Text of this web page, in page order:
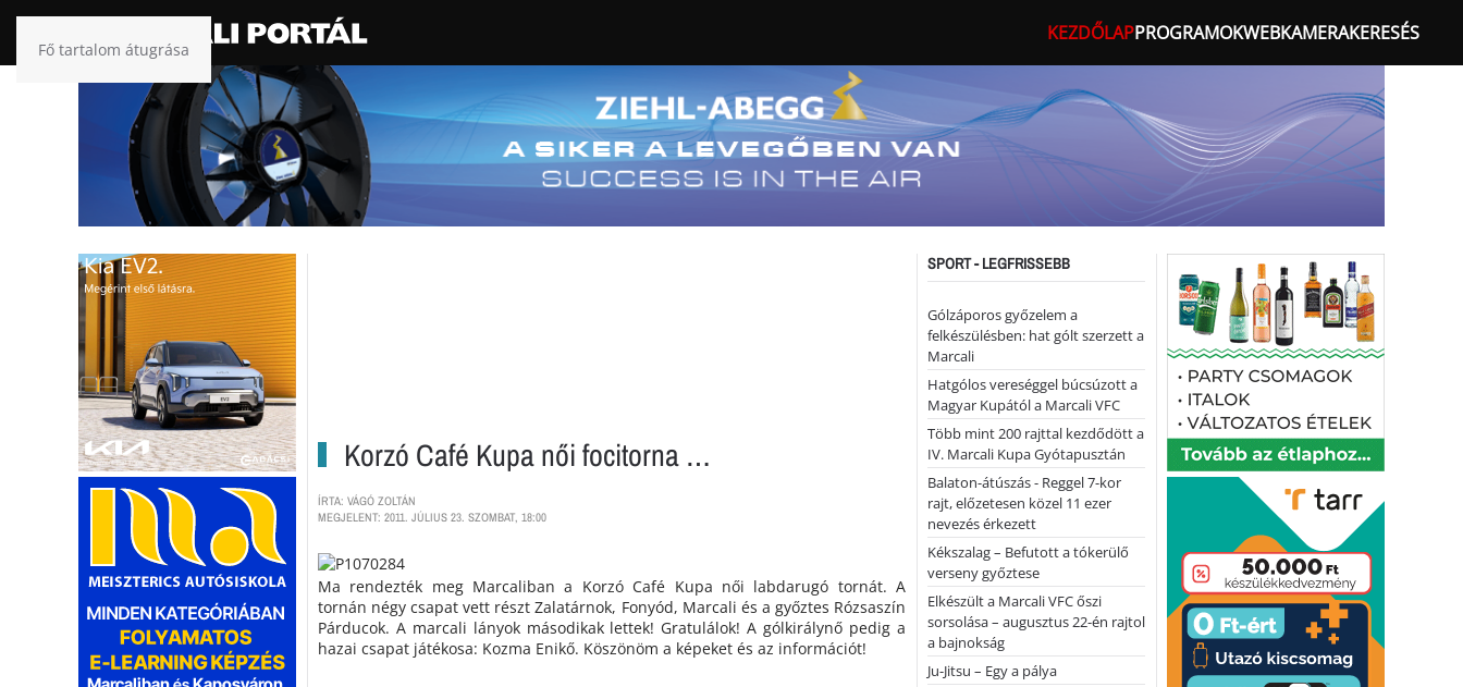
Fő tartalom átugrása
KEZDŐLAPPROGRAMOKWEBKAMERAKERESÉS
Korzó Café Kupa női focitorna …
ÍRTA: VÁGÓ ZOLTÁN
MEGJELENT: 2011. JÚLIUS 23. SZOMBAT, 18:00
Ma rendezték meg Marcaliban a Korzó Café Kupa női labdarugó tornát. A
tornán négy csapat vett részt Zalatárnok, Fonyód, Marcali és a győztes Rózsaszín
Párducok. A marcali lányok másodikak lettek! Gratulálok! A gólkirálynő pedig a
hazai csapat játékosa: Kozma Enikő. Köszönöm a képeket és az információt!
SPORT - LEGFRISSEBB
Gólzáporos győzelem a
felkészülésben: hat gólt szerzett a
Marcali
Hatgólos vereséggel búcsúzott a
Magyar Kupától a Marcali VFC
Több mint 200 rajttal kezdődött a
IV. Marcali Kupa Gyótapusztán
Balaton-átúszás - Reggel 7-kor
rajt, előzetesen közel 11 ezer
nevezés érkezett
Kékszalag – Befutott a tókerülő
verseny győztese
Elkészült a Marcali VFC őszi
sorsolása – augusztus 22-én rajtol
a bajnokság
Ju-Jitsu – Egy a pálya